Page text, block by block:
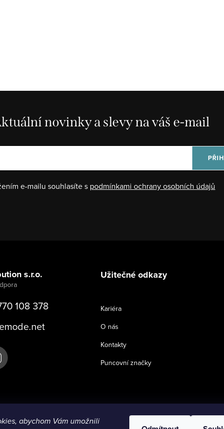
abychom Vám umožnili
novinky a slevy na váš e-mail
e-mailu souhlasíte s podmínkami ochrany osobních údajů
s.r.o.
108 378
Užitečné odkazy
Kariéra
O nás
Kontakty
Puncovní značky